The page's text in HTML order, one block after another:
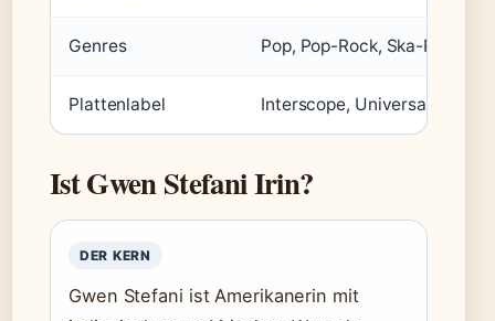
Genres Pop, Pop-Rock, Ska-Punk
Plattenlabel Interscope, Universal
Ist Gwen Stefani Irin?
DER KERN
Gwen Stefani ist Amerikanerin mit